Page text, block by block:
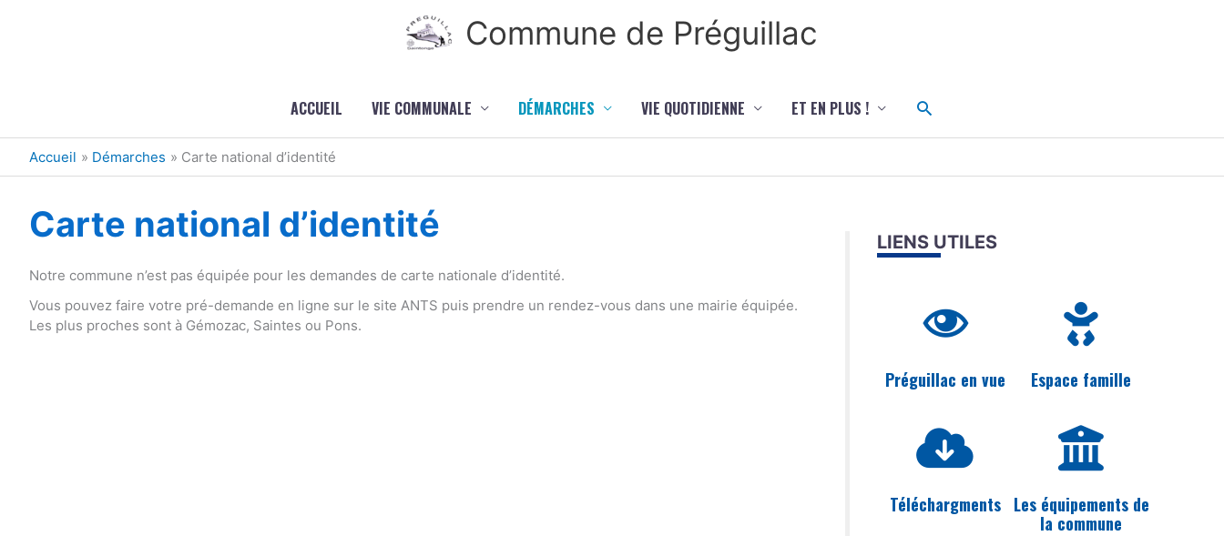
Commune de Préguillac
ACCUEIL VIE COMMUNALE DÉMARCHES VIE QUOTIDIENNE ET EN PLUS ! Rechercher
Accueil Démarches Carte national d’identité
Carte national d’identité
Notre commune n’est pas équipée pour les demandes de carte nationale d’identité.
Vous pouvez faire votre pré-demande en ligne sur le site ANTS puis prendre un rendez-vous dans une mairie équipée.
Les plus proches sont à Gémozac, Saintes ou Pons.
LIENS UTILES
Préguillac en vue Espace famille
Téléchargments Les équipements de
la commune